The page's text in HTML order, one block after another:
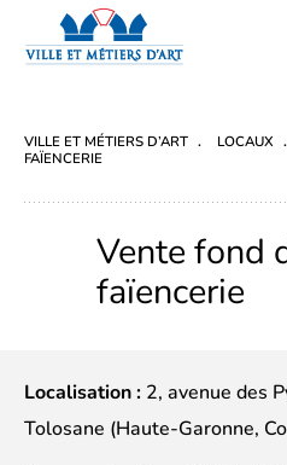
VILLE ET MÉTIERS D’ART LOCAUX
FAÏENCERIE
Vente fond
faïencerie
Localisation : 2, avenue des
Tolosane (Haute-Garonne,